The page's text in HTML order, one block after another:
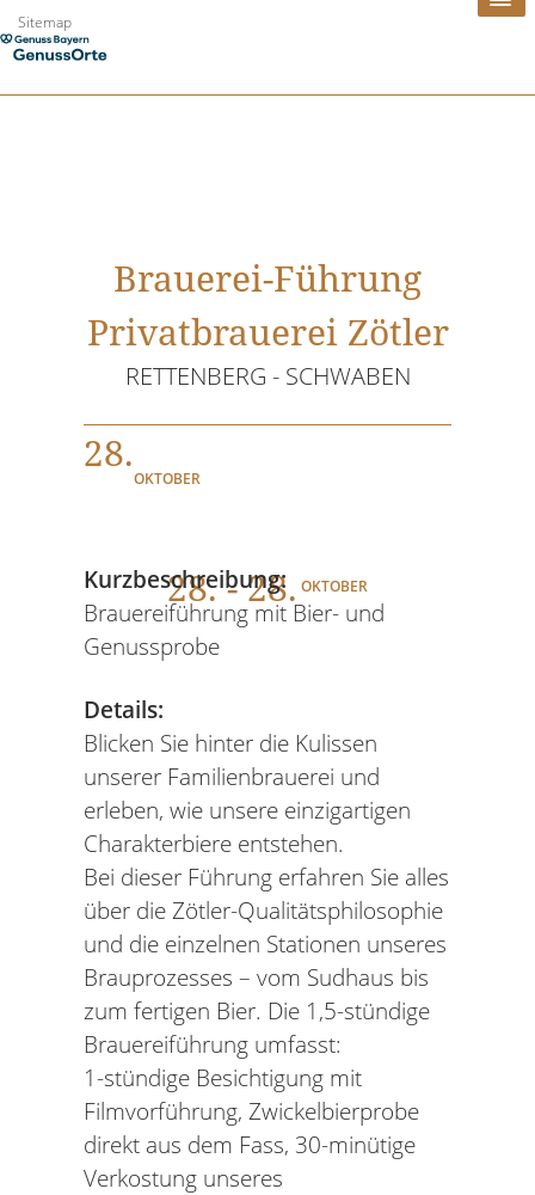
Zum
Inhalt
Sitemap
Brauerei-Führung
Privatbrauerei Zötler
RETTENBERG - SCHWABEN
28.
OKTOBER
28. - 28. OKTOBER
Kurzbeschreibung:
Brauereiführung mit Bier- und
Genussprobe
Details:
Blicken Sie hinter die Kulissen
unserer Familienbrauerei und
erleben, wie unsere einzigartigen
Charakterbiere entstehen.
Bei dieser Führung erfahren Sie alles
über die Zötler-Qualitätsphilosophie
und die einzelnen Stationen unseres
Brauprozesses – vom Sudhaus bis
zum fertigen Bier. Die 1,5-stündige
Brauereiführung umfasst:
1-stündige Besichtigung mit
Filmvorführung, Zwickelbierprobe
direkt aus dem Fass, 30-minütige
Verkostung unseres